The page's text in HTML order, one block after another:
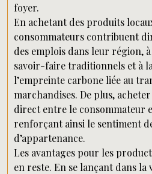
foyer.
En achetant des produits
consommateurs contribuent
des emplois dans leur région,
savoir-faire traditionnels et à
l’empreinte carbone liée au
marchandises. De plus,
direct entre le consommateur
renforçant ainsi le sentiment
d’appartenance.
Les avantages pour les
en reste. En se lançant dans la